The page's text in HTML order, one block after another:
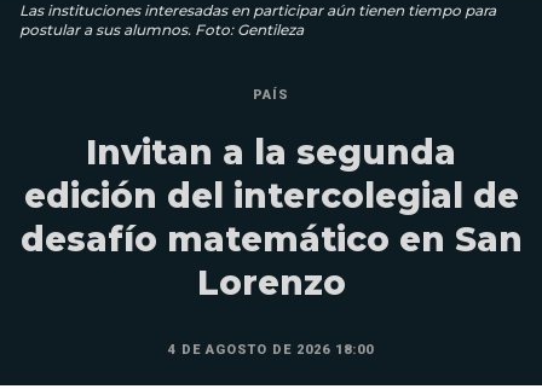
Las instituciones interesadas en participar aún tienen tiempo para
postular a sus alumnos. Foto: Gentileza
PAÍS
Invitan a la segunda
edición del intercolegial de
desafío matemático en San
Lorenzo
4 DE AGOSTO DE 2026 18:00